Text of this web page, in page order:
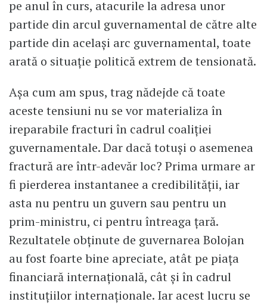
pe anul în curs, atacurile la adresa unor
partide din arcul guvernamental de către alte
partide din același arc guvernamental, toate
arată o situație politică extrem de tensionată.
Așa cum am spus, trag nădejde că toate
aceste tensiuni nu se vor materializa în
ireparabile fracturi în cadrul coaliției
guvernamentale. Dar dacă totuși o asemenea
fractură are într-adevăr loc? Prima urmare ar
fi pierderea instantanee a credibilității, iar
asta nu pentru un guvern sau pentru un
prim-ministru, ci pentru întreaga țară.
Rezultatele obținute de guvernarea Bolojan
au fost foarte bine apreciate, atât pe piața
financiară internațională, cât și în cadrul
instituţiilor internaţionale. Iar acest lucru se